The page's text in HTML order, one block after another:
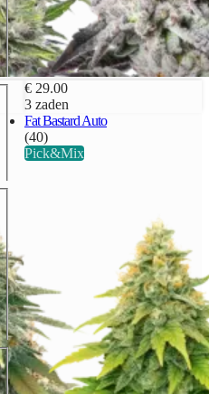
€ 29.00
3 zaden
Fat Bastard Auto
(40)
Pick&Mix